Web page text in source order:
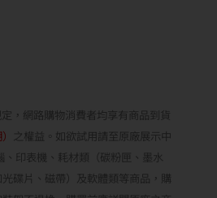
，網路購物消費者均享有商品到貨
之權益。如欲試用請至原廠展示中
、印表機、耗材類（碳粉匣、墨水
碟片、磁帶）及軟體類等商品，購